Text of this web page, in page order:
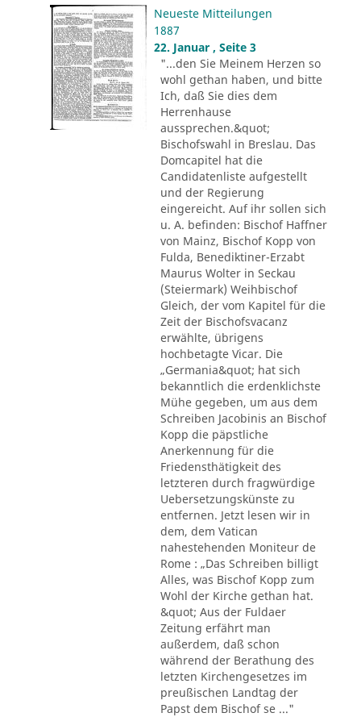
Neueste Mitteilungen
1887
22. Januar , Seite 3
"...den Sie Meinem Herzen so
wohl gethan haben, und bitte
Ich, daß Sie dies dem
Herrenhause
aussprechen.&quot;
Bischofswahl in Breslau. Das
Domcapitel hat die
Candidatenliste aufgestellt
und der Regierung
eingereicht. Auf ihr sollen sich
u. A. befinden: Bischof Haffner
von Mainz, Bischof Kopp von
Fulda, Benediktiner-Erzabt
Maurus Wolter in Seckau
(Steiermark) Weihbischof
Gleich, der vom Kapitel für die
Zeit der Bischofsvacanz
erwählte, übrigens
hochbetagte Vicar. Die
„Germania&quot; hat sich
bekanntlich die erdenklichste
Mühe gegeben, um aus dem
Schreiben Jacobinis an Bischof
Kopp die päpstliche
Anerkennung für die
Friedensthätigkeit des
letzteren durch fragwürdige
Uebersetzungskünste zu
entfernen. Jetzt lesen wir in
dem, dem Vatican
nahestehenden Moniteur de
Rome : „Das Schreiben billigt
Alles, was Bischof Kopp zum
Wohl der Kirche gethan hat.
&quot; Aus der Fuldaer
Zeitung erfährt man
außerdem, daß schon
während der Berathung des
letzten Kirchengesetzes im
preußischen Landtag der
Papst dem Bischof se ..."